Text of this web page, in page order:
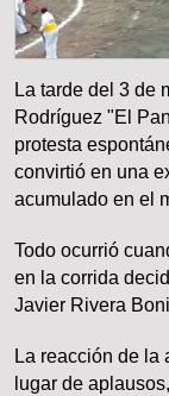
La tarde del 3 de
Rodríguez "El
protesta
convirtió en una
acumulado en el
Todo ocurrió
en la corrida
Javier Rivera
La reacción de la
lugar de